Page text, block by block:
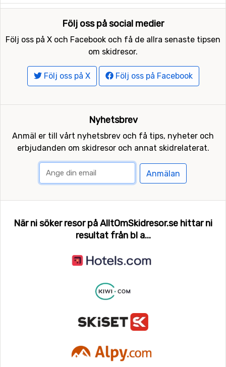
Följ oss på social medier
Följ oss på X och Facebook och få de allra senaste tipsen
om skidresor.
Följ oss på X Följ oss på Facebook
Nyhetsbrev
Anmäl er till vårt nyhetsbrev och få tips, nyheter och
erbjudanden om skidresor och annat skidrelaterat.
Anmälan
När ni söker resor på AlltOmSkidresor.se hittar ni
resultat från bl a...